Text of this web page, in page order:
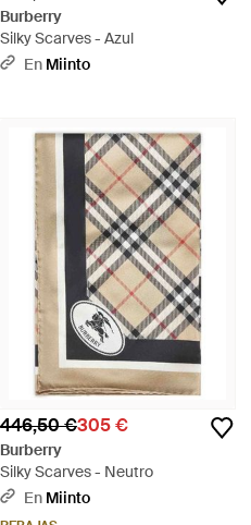
Burberry
Silky Scarves - Azul
En Miinto
446,50 €305 €
Burberry
Silky Scarves - Neutro
En Miinto